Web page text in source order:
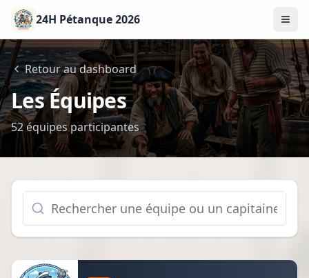
24H Pétanque 2026
Retour au dashboard
Les Équipes
52équipes participantes